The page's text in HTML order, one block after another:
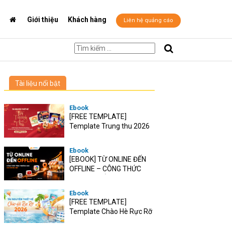
Giới thiệu Khách hàng Liên hệ quảng cáo
Tài liệu nổi bật
Ebook
[FREE TEMPLATE]
Template Trung thu 2026
Ebook
[EBOOK] TỪ ONLINE ĐẾN
OFFLINE – CÔNG THỨC
Ebook
[FREE TEMPLATE]
Template Chào Hè Rực Rỡ